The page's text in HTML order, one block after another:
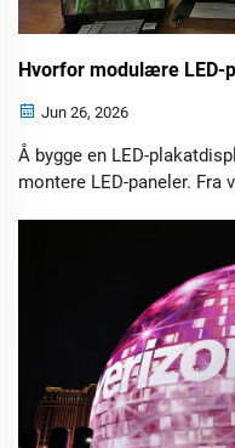
Hvorfor modulære
Jun 26, 2026
Å bygge en LED-
montere LED-paneler.
rolle for displayets totale